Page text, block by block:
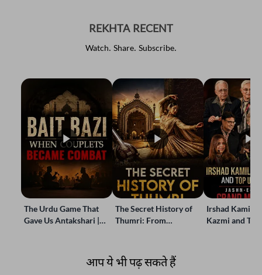
REKHTA RECENT
Watch. Share. Subscribe.
The Urdu Game That
Gave Us Antakshari |
The Secret History of
Thumri: From
Irshad Kamil,
Kazmi and
आप ये भी पढ़ सकते हैं